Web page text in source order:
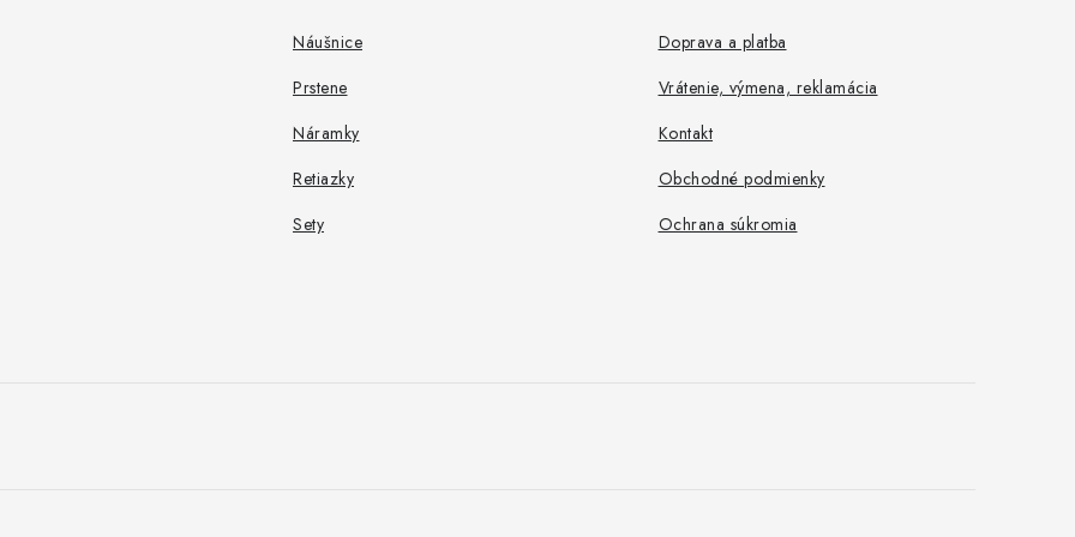
Náušnice
Prstene
Náramky
Retiazky
Sety
Doprava a platba
Vrátenie, výmena, reklamácia
Kontakt
Obchodné podmienky
Ochrana súkromia